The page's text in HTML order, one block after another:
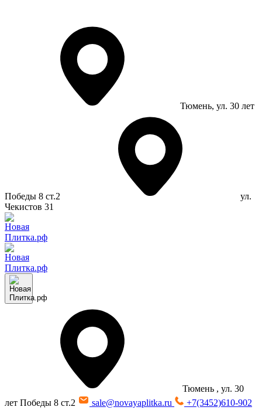
Тюмень, ул. 30 лет
Победы 8 ст.2
ул.
Чекистов 31
Тюмень , ул. 30
лет Победы 8 ст.2
sale@novayaplitka.ru
+7(3452)610-902